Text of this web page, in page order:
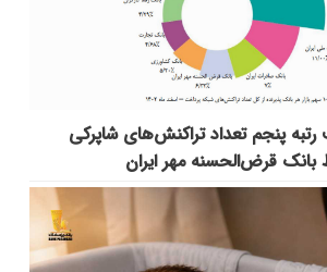
پنجم تعداد تراکنش‌های شاپرکی
قرض‌الحسنه مهر ایران